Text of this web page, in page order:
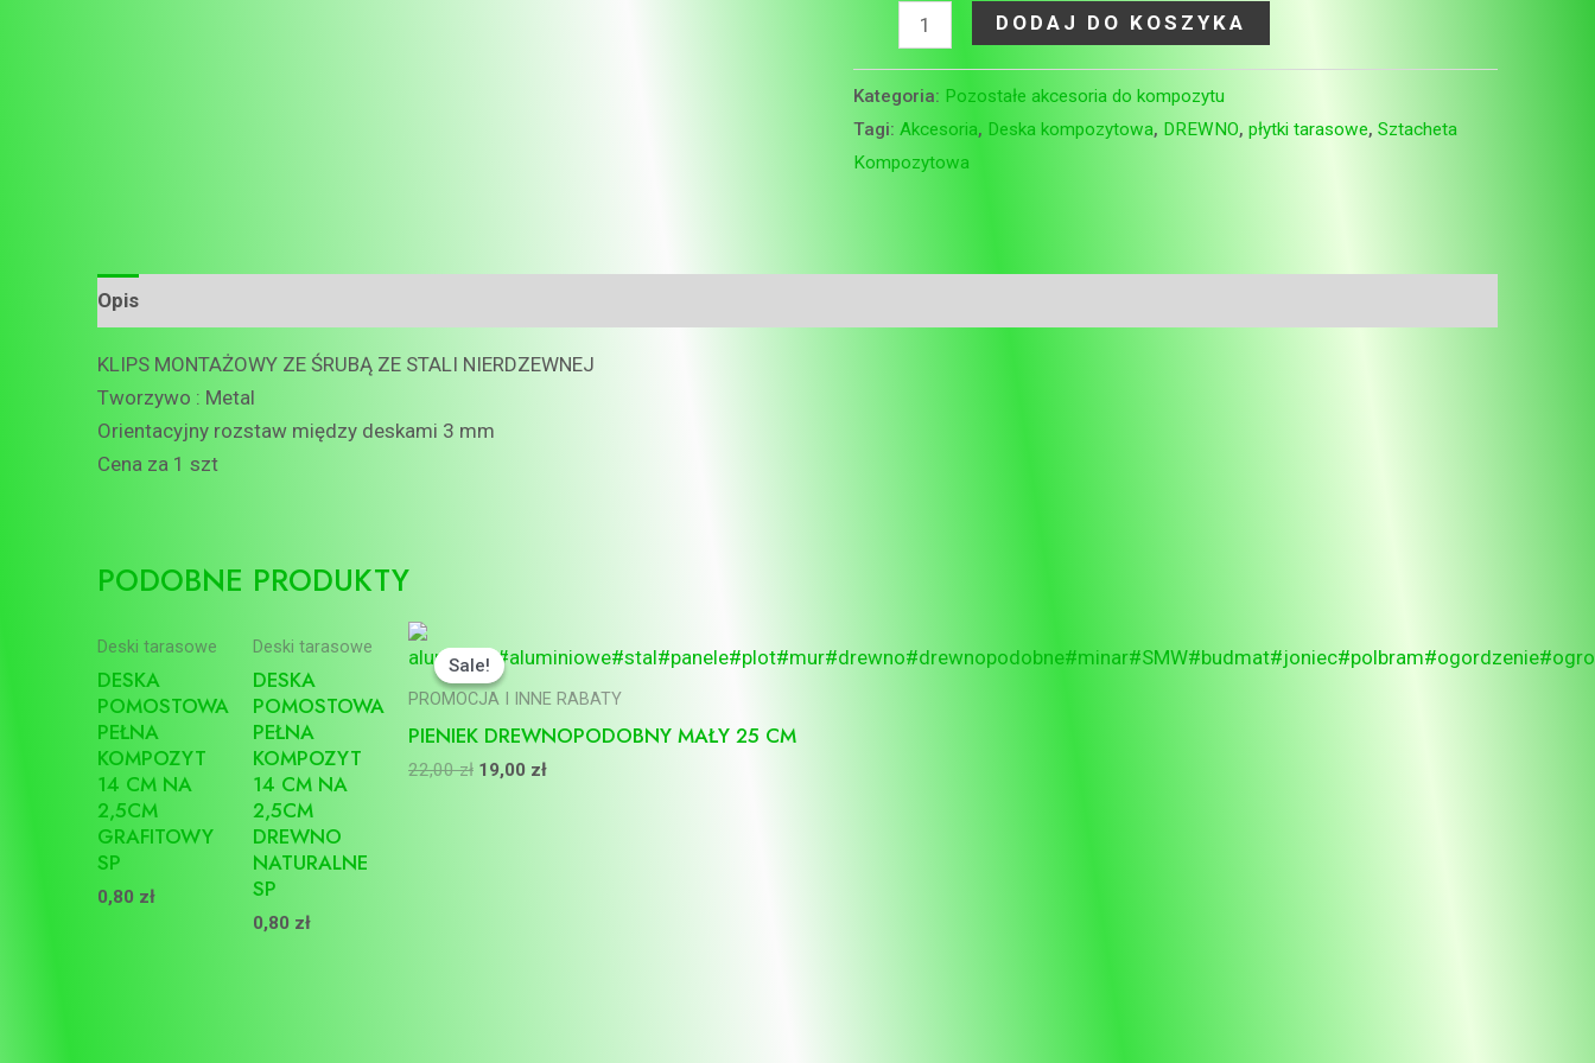
DODAJ DO KOSZYKA
Kategoria: Pozostałe akcesoria do kompozytu
Tagi:Akcesoria, Deska kompozytowa, DREWNO,płytki tarasowe,Sztacheta
Kompozytowa
Opis
KLIPS MONTAŻOWY ZE ŚRUBĄ ZE STALI NIERDZEWNEJ
Tworzywo : Metal
Orientacyjny rozstaw między deskami 3 mm
Cena za 1 szt
PODOBNE PRODUKTY
Deski tarasowe
DESKA
POMOSTOWA
PEŁNA
KOMPOZYT
14 CM NA
2,5CM
GRAFITOWY
SP
0,80 zł
Deski tarasowe
DESKA
POMOSTOWA
PEŁNA
KOMPOZYT
14 CM NA
2,5CM
DREWNO
NATURALNE
SP
0,80 zł
Sale!
Sale!
PROMOCJA I INNE RABATY
PIENIEK DREWNOPODOBNY MAŁY 25 CM
22,00zł
cena
wynosiła:
22,00 zł.
19,00 zł
cena
19,00 zł.